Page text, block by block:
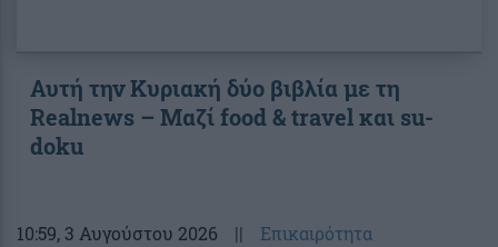
Αυτή την Κυριακή δύο βιβλία με τη
Realnews – Μαζί food & travel και su-
doku
10:59, 3 Αυγούστου 2026 || Επικαιρότητα